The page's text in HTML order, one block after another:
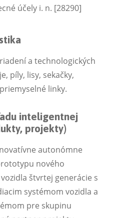
účely i. n. [28290]
a technologických
píly, lisy, sekačky,
linky.
inteligentnej
projekty)
autonómne
nového
štvrtej generácie s
systémom vozidla a
pre skupinu